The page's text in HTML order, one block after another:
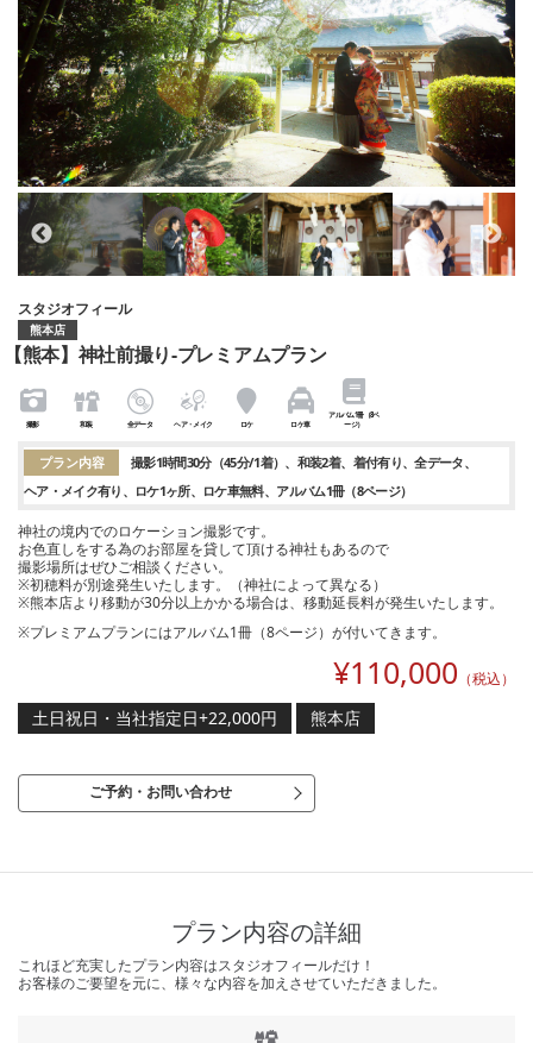
スタジオフィール
熊本店
【熊本】神社前撮り-プレミアムプラン
撮影 和装 全データ ヘア・メイク ロケ ロケ車
アルバム1冊（8ペ
ージ）
プラン内容 撮影1時間30分（45分/1着） 和装2着 着付有り
全データ
ヘア・メイク有り
ロケ1ヶ所 ロケ車無料 アルバム1冊（8ページ）
神社の境内でのロケーション撮影です。
お色直しをする為のお部屋を貸して頂ける神社もあるので
撮影場所はぜひご相談ください。
※初穂料が別途発生いたします。（神社によって異なる）
※熊本店より移動が30分以上かかる場合は、移動延長料が発生いたします。
※プレミアムプランにはアルバム1冊（8ページ）が付いてきます。
¥110,000 （税込）
土日祝日・当社指定日+22,000円 熊本店
ご予約・お問い合わせ
プラン内容の詳細
これほど充実したプラン内容はスタジオフィールだけ！
お客様のご要望を元に、様々な内容を加えさせていただきました。